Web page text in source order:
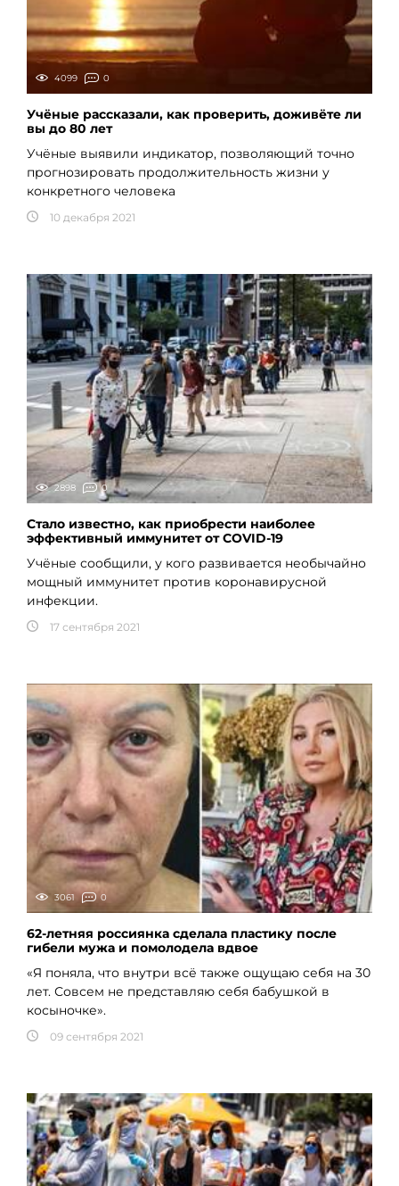
4099 0
Учёные рассказали, как проверить, доживёте ли
вы до 80 лет
Учёные выявили индикатор, позволяющий точно
прогнозировать продолжительность жизни у
конкретного человека
10 декабря 2021
2898 0
Стало известно, как приобрести наиболее
эффективный иммунитет от COVID-19
Учёные сообщили, у кого развивается необычайно
мощный иммунитет против коронавирусной
инфекции.
17 сентября 2021
3061 0
62-летняя россиянка сделала пластику после
гибели мужа и помолодела вдвое
«Я поняла, что внутри всё также ощущаю себя на 30
лет. Совсем не представляю себя бабушкой в
косыночке».
09 сентября 2021